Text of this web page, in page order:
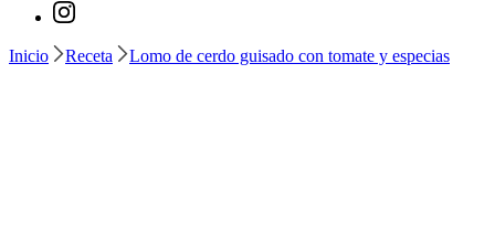
Inicio Receta Lomo de cerdo guisado con tomate y especias